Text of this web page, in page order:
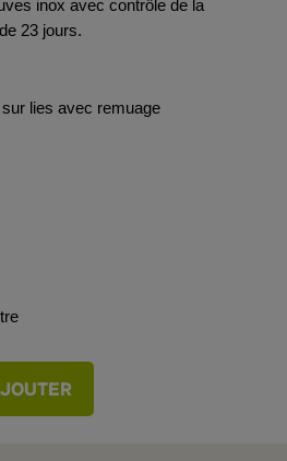
inox avec contrôle de la
23 jours.
lies avec remuage